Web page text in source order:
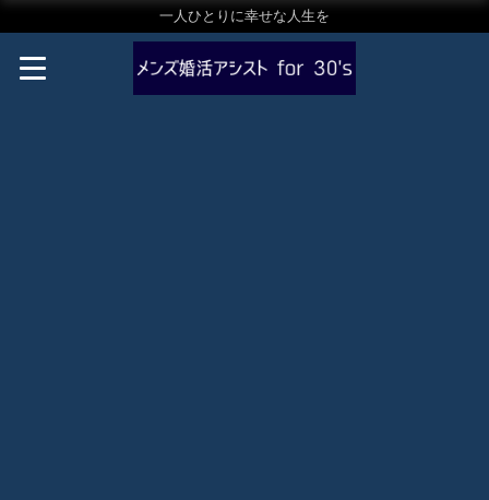
一人ひとりに幸せな人生を